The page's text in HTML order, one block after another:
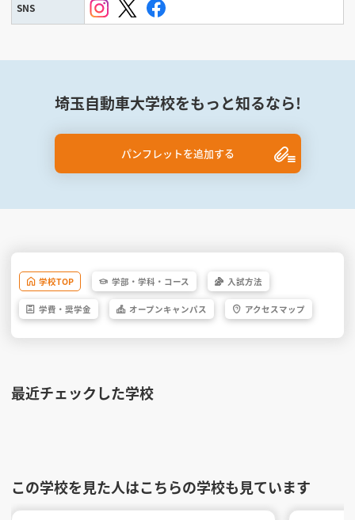
SNS
埼玉自動車大学校をもっと知るなら!
パンフレットを追加する
学校TOP 学部・ 学科・ コース 入試方法
学費・ 奨学金 オープンキャンパス アクセスマップ
最近チェックした学校
この学校を見た人はこちらの学校も見ています